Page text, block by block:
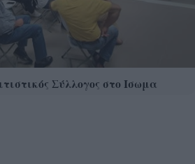
Σύλλογος στο Ισωμα